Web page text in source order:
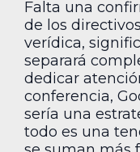
Falta una
de los
verídica,
separará
dedicar
conferencia,
sería una
todo es una